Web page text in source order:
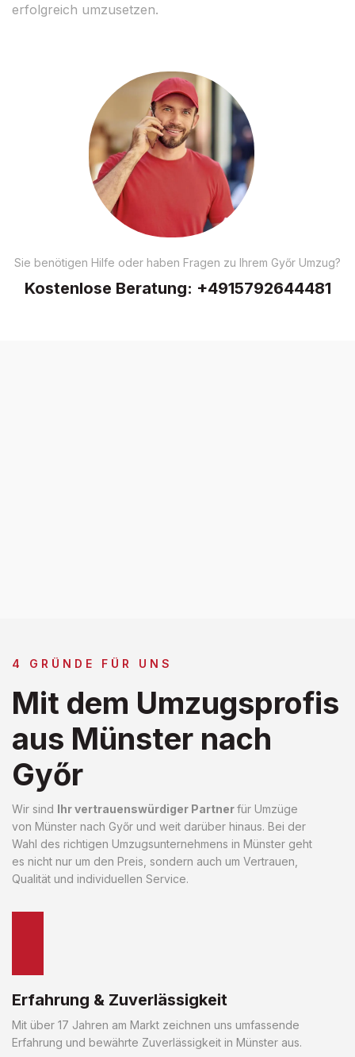
erfolgreich umzusetzen.
Sie benötigen Hilfe oder haben Fragen zu Ihrem Győr Umzug?
Kostenlose Beratung: +4915792644481
4 GRÜNDE FÜR UNS
Mit dem Umzugsprofis
aus Münster nach
Győr
Wir sind Ihr vertrauenswürdiger Partnerfür Umzüge
von Münster nach Győr und weit darüber hinaus. Bei der
Wahl des richtigen Umzugsunternehmens in Münster geht
es nicht nur um den Preis, sondern auch um Vertrauen,
Qualität und individuellen Service.
Erfahrung & Zuverlässigkeit
Mit über 17 Jahren am Markt zeichnen uns umfassende
Erfahrung und bewährte Zuverlässigkeit in Münster aus.